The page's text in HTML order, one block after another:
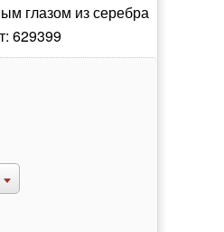
глазом из серебра
629399